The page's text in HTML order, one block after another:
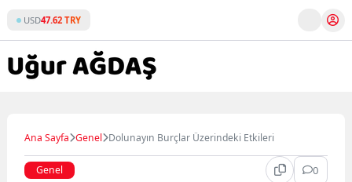
content
USD47.62 TRY
Ana Sayfa Genel Dolunayın Burçlar Üzerindeki Etkileri
Genel 0